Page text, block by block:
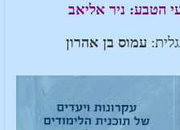
הטבע: ניר אליאב
עמוס בן אהרון